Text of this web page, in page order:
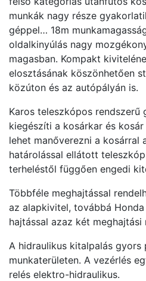
munkák nagy része
géppel… 18m
oldalkinyúlás nagy
magasban. Kompakt
elosztásának köszönhetően
közúton és az autópályán is.
Karos teleszkópos rendszerű
kiegészíti a kosárkar és
lehet manőverezni a kosárral
határolással ellátott
terheléstől függően engedi
Többféle meghajtással
az alapkivitel, továbbá
hajtással azaz két meghajtási
A hidraulikus kitalpalás
munkaterületen. A vezérlés
relés elektro-hidraulikus.